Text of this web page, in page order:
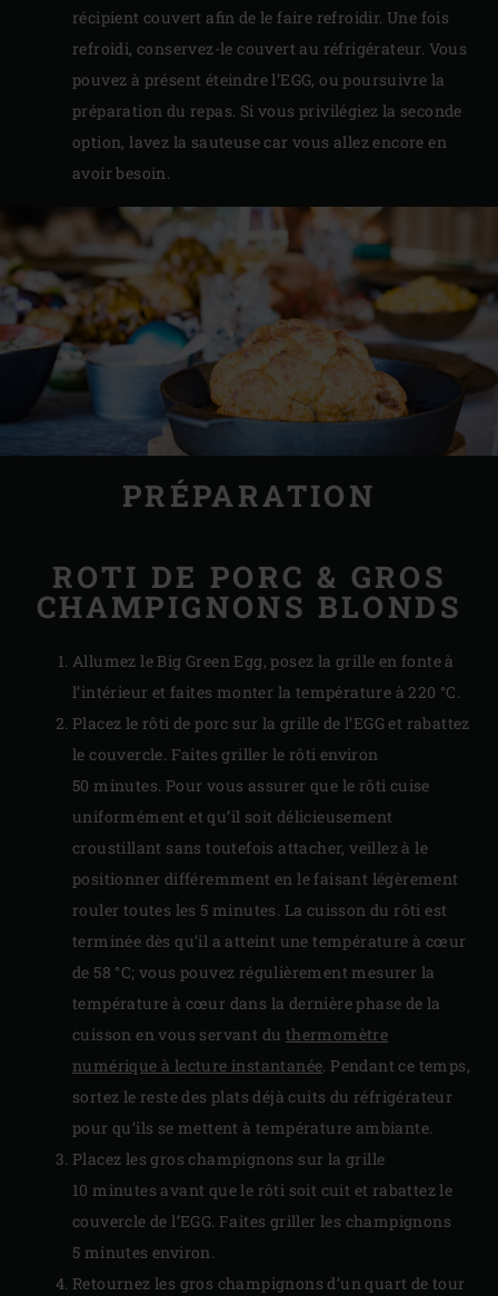
récipient couvert afin de le faire refroidir. Une fois
refroidi, conservez-le couvert au réfrigérateur. Vous
pouvez à présent éteindre l’EGG, ou poursuivre la
préparation du repas. Si vous privilégiez la seconde
option, lavez la sauteuse car vous allez encore en
avoir besoin.
PRÉPARATION
ROTI DE PORC & GROS
CHAMPIGNONS BLONDS
Allumez le Big Green Egg, posez la grille en fonte à
l’intérieur et faites monter la température à 220 °C.
Placez le rôti de porc sur la grille de l’EGG et rabattez
le couvercle. Faites griller le rôti environ
50 minutes. Pour vous assurer que le rôti cuise
uniformément et qu’il soit délicieusement
croustillant sans toutefois attacher, veillez à le
positionner différemment en le faisant légèrement
rouler toutes les 5 minutes. La cuisson du rôti est
terminée dès qu’il a atteint une température à cœur
de 58 °C; vous pouvez régulièrement mesurer la
température à cœur dans la dernière phase de la
cuisson en vous servant du thermomètre
numérique à lecture instantanée. Pendant ce temps,
sortez le reste des plats déjà cuits du réfrigérateur
pour qu’ils se mettent à température ambiante.
Placez les gros champignons sur la grille
10 minutes avant que le rôti soit cuit et rabattez le
couvercle de l’EGG. Faites griller les champignons
5 minutes environ.
Retournez les gros champignons d’un quart de tour